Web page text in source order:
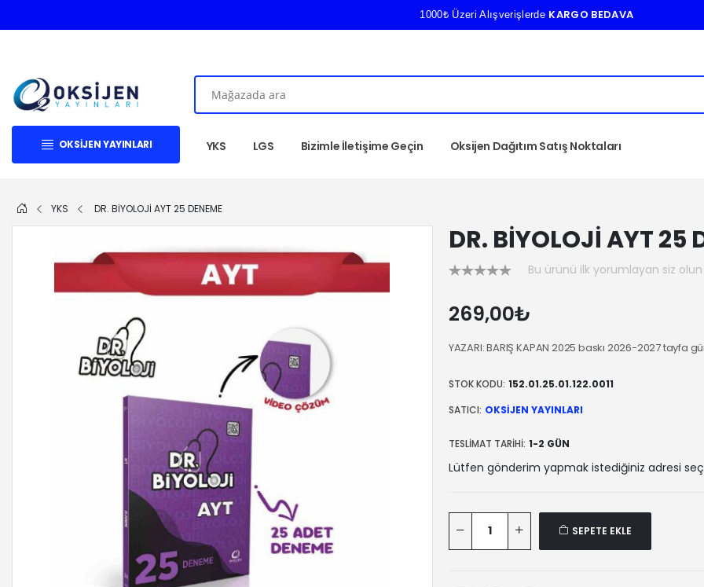
1000₺ Üzeri Alışverişlerde KARGO BEDAVA
OKSIJEN YAYINLARI YKS LGS Bizimle İletişime Geçin Oksijen Dağıtım Satış Noktaları
YKS DR. BİYOLOJİ AYT 25 DENEME
DR. BİYOLOJİ AYT 25
Bu ürünü ilk yorumlayan siz olun
269,00₺
YAZARI: BARIŞ KAPAN 2025 baskı 2026-2027 tayfa
STOK KODU: 152.01.25.01.122.0011
SATICI: OKSIJEN YAYINLARI
TESLIMAT TARIHI: 1-2 GÜN
Lütfen gönderim yapmak istediğiniz adresi
SEPETE EKLE